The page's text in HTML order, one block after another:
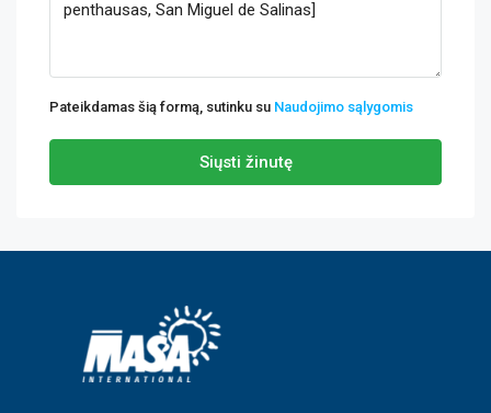
Pateikdamas šią formą, sutinku su Naudojimo sąlygomis
Siųsti žinutę